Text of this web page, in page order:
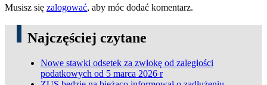
Musisz się zalogować, aby móc dodać komentarz.
Najczęściej czytane
Nowe stawki odsetek za zwłokę od zaległości
podatkowych od 5 marca 2026 r